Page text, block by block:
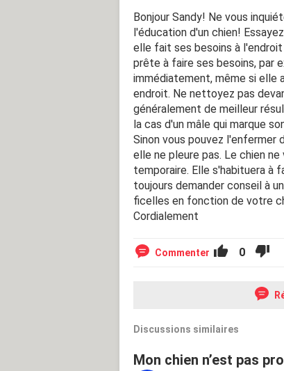
Bonjour Sandy! Ne vous
l'éducation d'un chien!
elle fait ses besoins à l'endroit
prête à faire ses besoins, par
immédiatement, même si elle
endroit. Ne nettoyez pas
généralement de meilleur
la cas d'un mâle qui marque
Sinon vous pouvez l'enfermer
elle ne pleure pas. Le chien
temporaire. Elle s'habituera à
toujours demander conseil à
ficelles en fonction de votre
Cordialement
Commenter 0
Discussions similaires
Mon chien n’est pas